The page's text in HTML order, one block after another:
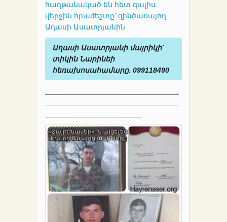
հաղթանակած են հետ գալիս.
վերջին հրաժեշտը՝ զինծառայող
Աղասի Ասատրյանին
Աղասի Ասատրյանի մայրիկի`
տիկին Նարինեի
հեռախոսահամարը. 099118490